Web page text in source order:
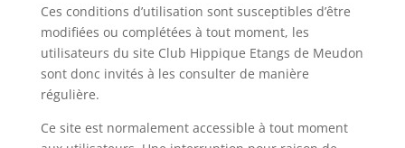
Ces conditions d’utilisation sont susceptibles d’être
modifiées ou complétées à tout moment, les
utilisateurs du site Club Hippique Etangs de Meudon
sont donc invités à les consulter de manière
régulière.
Ce site est normalement accessible à tout moment